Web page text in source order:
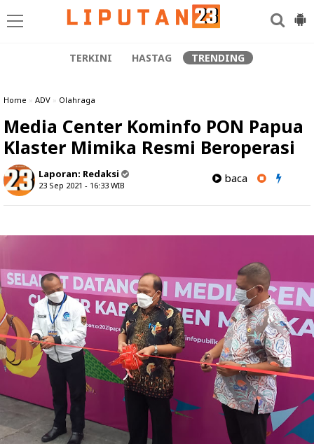
TERKINI HASTAG TRENDING
Home » ADV » Olahraga
Media Center Kominfo PON Papua
Klaster Mimika Resmi Beroperasi
Laporan: Redaksi
23 Sep 2021 - 16:33 WIB
baca